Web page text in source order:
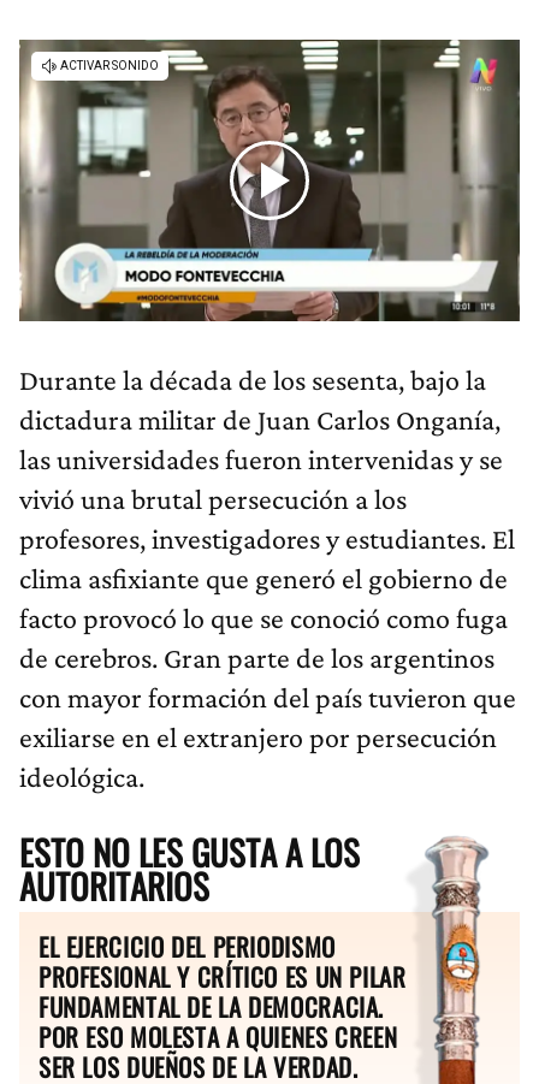
Durante la década de los sesenta, bajo la
dictadura militar de Juan Carlos Onganía,
las universidades fueron intervenidas y se
vivió una brutal persecución a los
profesores, investigadores y estudiantes. El
clima asfixiante que generó el gobierno de
facto provocó lo que se conoció como fuga
de cerebros. Gran parte de los argentinos
con mayor formación del país tuvieron que
exiliarse en el extranjero por persecución
ideológica.
ESTO NO LES GUSTA A LOS
AUTORITARIOS
EL EJERCICIO DEL PERIODISMO
PROFESIONAL Y CRÍTICO ES UN PILAR
FUNDAMENTAL DE LA DEMOCRACIA.
POR ESO MOLESTA A QUIENES CREEN
SER LOS DUEÑOS DE LA VERDAD.